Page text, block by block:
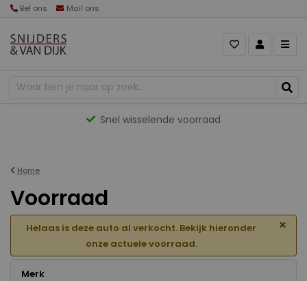
Bel ons Mail ons
Gevarieerd aanbod
Home
Voorraad
Helaas is deze auto al verkocht. Bekijk hieronder
onze actuele voorraad.
×
Merk